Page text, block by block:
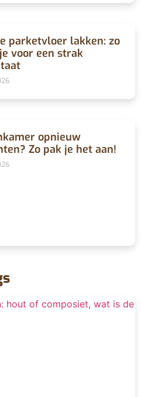
parketvloer lakken: zo
voor een strak
opnieuw
Zo pak je het aan!